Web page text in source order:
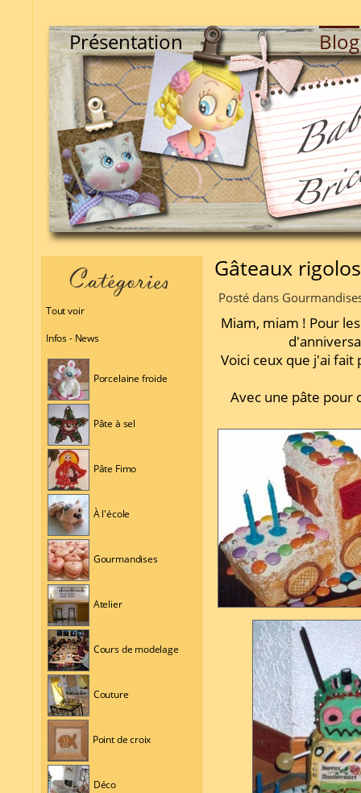
Présentation Blog
Tout voir
Infos - News
Porcelaine froide
Pâte à sel
Pâte Fimo
À l'école
Gourmandises
Atelier
Cours de modelage
Couture
Point de croix
Déco
Gâteaux rigolos
Posté dans
Miam, miam ! Pour
Voici ceux que j'ai
Avec une pâte pour